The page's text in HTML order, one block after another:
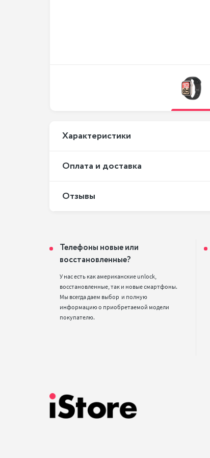
Xарактеристики
Оплата и доставка
Отзывы
Телефоны новые или
восстановленные?
У нас есть как американские unlock,
восстановленные, так и новые смартфоны.
Мы всегда даем выбор  и полную
информацию о приобретаемой модели
покупателю.